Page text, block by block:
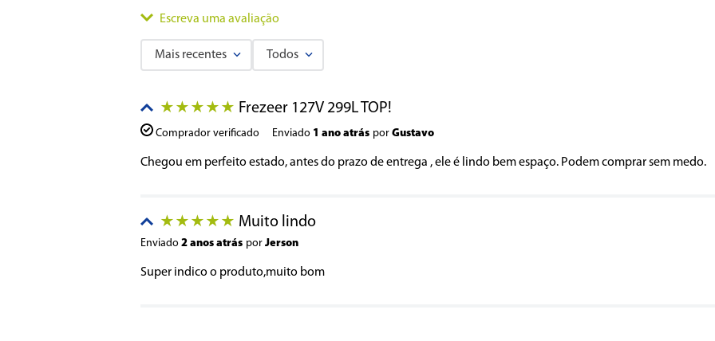
Escreva uma avaliação
Título
Seu nome
Mais recentes Todos
★ ★ ★ ★ ★ Frezeer 127V 299L TOP!
Comprador verificado Enviado 1 ano atrás por Gustavo
Chegou em perfeito estado, antes do prazo de entrega , ele é lindo bem espaço. Podem comprar sem medo.
★ ★ ★ ★ ★ Muito lindo
Enviado 2 anos atrás por Jerson
Super indico o produto,muito bom